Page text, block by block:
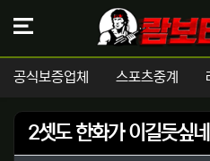
공식보증업체 스포츠중계
2셋도 한화가 이길듯싶